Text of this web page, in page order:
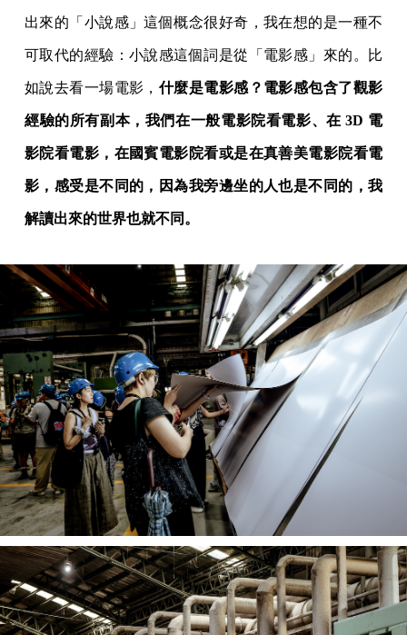
影院看電影，在國賓電影院看或是在真善美電影院看電
影，感受是不同的，因為我旁邊坐的人也是不同的，我
解讀出來的世界也就不同。